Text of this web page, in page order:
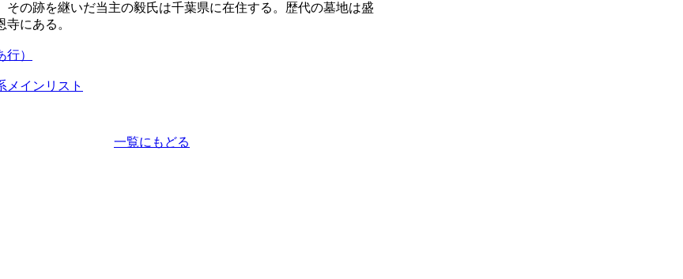
その跡を継いだ当主の毅氏は千葉県に在住する。歴代の墓地は盛
寺にある。
）
メインリスト
一覧にもどる